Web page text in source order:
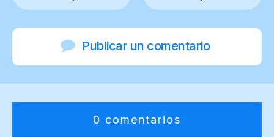
Publicar un comentario
0 comentarios